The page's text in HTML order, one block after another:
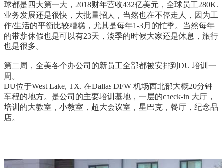
球都是四大第一大，2018财年营收432亿美元，全球员工280K.
业务发展还是很快，大批量招人，当然也在不停走人，因为工
作/生活的平衡比较糟糕，尤其是每年1-3月的忙季。当然每年
的带薪休假也是可以有23天，淡季的时候大家还是休息，旅行
也是很多。
第二周，全美各个办公司的新员工全部都被安排到DU 培训一
周。
DU位于West Lake, TX. 在Dallas DFW 机场西北部大概20分钟
车程的地方。是公司的主要培训基地，一层的check-in 大厅，
培训的大教室，小教室，超大会议室，星巴克，餐厅，纪念品
店。